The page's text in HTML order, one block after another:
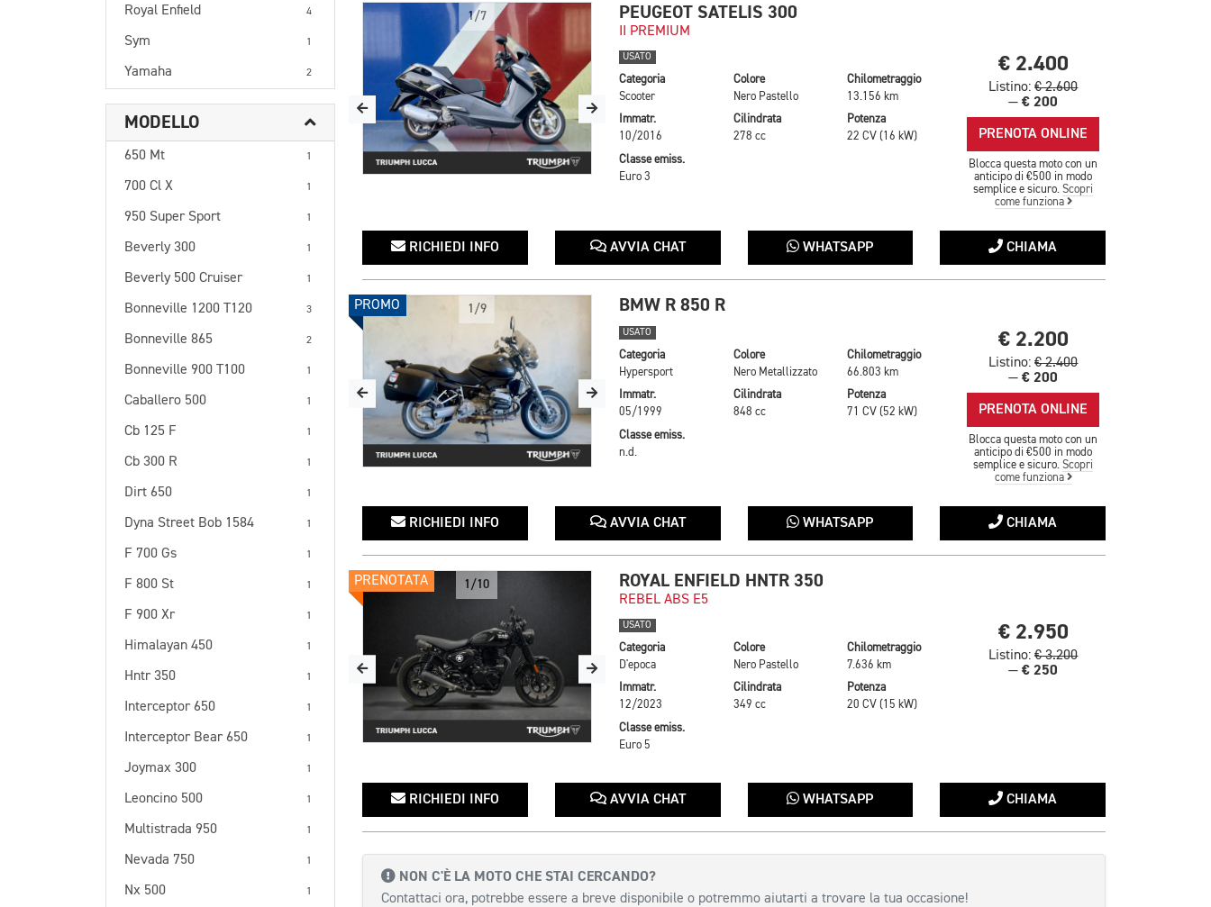
Royal Enfield 4
Sym 1
Yamaha 2
MODELLO
650 Mt 1
700 Cl X 1
950 Super Sport 1
Beverly 300 1
Beverly 500 Cruiser 1
Bonneville 1200 T120 3
Bonneville 865 2
Bonneville 900 T100 1
Caballero 500 1
Cb 125 F 1
Cb 300 R 1
Dirt 650 1
Dyna Street Bob 1584 1
F 700 Gs 1
F 800 St 1
F 900 Xr 1
Himalayan 450 1
Hntr 350 1
Interceptor 650 1
Interceptor Bear 650 1
Joymax 300 1
Leoncino 500 1
Multistrada 950 1
Nevada 750 1
Nx 500 1
1/7 PEUGEOT SATELIS 300
II PREMIUM
USATO
Categoria
Scooter
Colore
Nero Pastello
Chilometraggio
13.156 km
Immatr.
10/2016
Cilindrata
278 cc
Potenza
22 CV (16 kW)
Classe emiss.
Euro 3
€ 2.400
Listino:€ 2.600
— € 200
PRENOTA ONLINE
Blocca questa moto con un
anticipo di €500 in modo
semplice e sicuro.Scopri
come funziona
RICHIEDI INFO AVVIA CHAT WHATSAPP CHIAMA
PROMO 1/9 BMW R 850 R
USATO
Categoria
Hypersport
Colore
Nero Metallizzato
Chilometraggio
66.803 km
Immatr.
05/1999
Cilindrata
848 cc
Potenza
71 CV (52 kW)
Classe emiss.
n.d.
€ 2.200
Listino:€ 2.400
— € 200
PRENOTA ONLINE
Blocca questa moto con un
anticipo di €500 in modo
semplice e sicuro.Scopri
come funziona
RICHIEDI INFO AVVIA CHAT WHATSAPP CHIAMA
PROMO
PRENOTATA 1/10 ROYAL ENFIELD HNTR 350
REBEL ABS E5
USATO
Categoria
D'epoca
Colore
Nero Pastello
Chilometraggio
7.636 km
Immatr.
12/2023
Cilindrata
349 cc
Potenza
20 CV (15 kW)
Classe emiss.
Euro 5
€ 2.950
Listino:€ 3.200
— € 250
RICHIEDI INFO AVVIA CHAT WHATSAPP CHIAMA
NON C'È LA MOTO CHE STAI CERCANDO?
Contattaci ora, potrebbe essere a breve disponibile o potremmo aiutarti a trovare la tua occasione!